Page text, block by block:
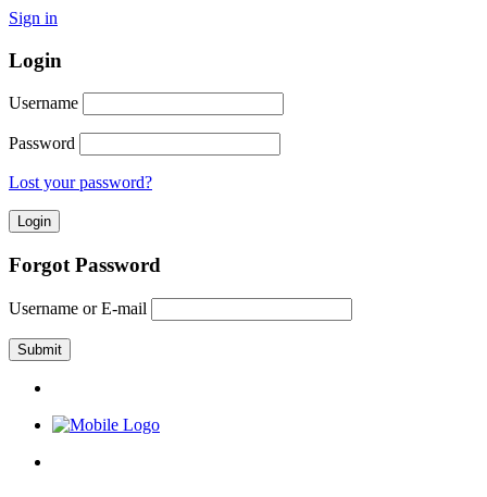
Sign in
Login
Username
Password
Lost your password?
Forgot Password
Username or E-mail